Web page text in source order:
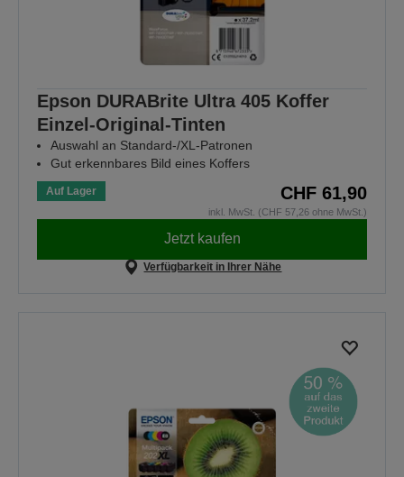
Epson DURABrite Ultra 405 Koffer
Einzel-Original-Tinten
Auswahl an Standard-/XL-Patronen
Gut erkennbares Bild eines Koffers
Auf Lager CHF 61,90
inkl. MwSt. (CHF 57,26 ohne MwSt.)
Jetzt kaufen
Verfügbarkeit in Ihrer Nähe